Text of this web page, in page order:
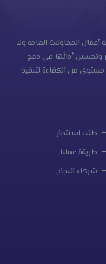
المقاولات العامة ولا
أدائها في دمج
من الكفاءة لتنفيذ
طلب استثمار
طريقة عملنا
شركاء النجاح